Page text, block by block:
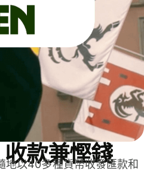
款兼慳錢
地以40多種貨幣收發匯款和